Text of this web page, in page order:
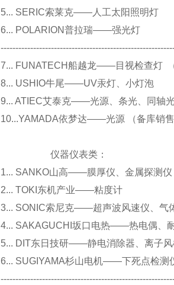
5... SERIC索莱克——人工太阳照明灯
6... POLARION普拉瑞——强光灯
7... FUNATECH船越龙——目视检查灯 （
8... USHIO牛尾——UV汞灯、小灯泡
9... ATIEC艾泰克——光源、条光、同轴
10...YAMADA依梦达——光源 （备库销售
仪器仪表类：
1... SANKO山高——膜厚仪、金属探测仪
2... TOKI东机产业——粘度计
3... SONIC索尼克——超声波风速仪、气
4... SAKAGUCHI坂口电热——热电偶、
5... DIT东日技研——静电消除器、离子风
6... SUGIYAMA杉山电机——下死点检测